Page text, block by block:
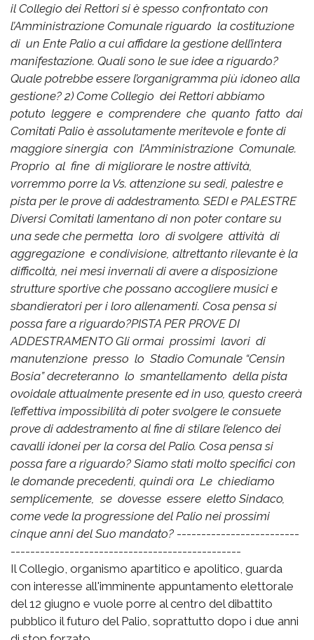
il Collegio dei Rettori si è spesso confrontato con
l’Amministrazione Comunale riguardo la costituzione
di un Ente Palio a cui affidare la gestione dell’intera
manifestazione. Quali sono le sue idee a riguardo?
Quale potrebbe essere l’organigramma più idoneo alla
gestione? 2) Come Collegio dei Rettori abbiamo
potuto leggere e comprendere che quanto fatto dai
Comitati Palio è assolutamente meritevole e fonte di
maggiore sinergia con l’Amministrazione Comunale.
Proprio al fine di migliorare le nostre attività,
vorremmo porre la Vs. attenzione su sedi, palestre e
pista per le prove di addestramento. SEDI e PALESTRE
Diversi Comitati lamentano di non poter contare su
una sede che permetta loro di svolgere attività di
aggregazione e condivisione, altrettanto rilevante è la
difficoltà, nei mesi invernali di avere a disposizione
strutture sportive che possano accogliere musici e
sbandieratori per i loro allenamenti. Cosa pensa si
possa fare a riguardo?​PISTA PER PROVE DI
ADDESTRAMENTO Gli ormai prossimi lavori di
manutenzione presso lo Stadio Comunale “Censin
Bosia” decreteranno lo smantellamento della pista
ovoidale attualmente presente ed in uso, questo creerà
l’effettiva impossibilità di poter svolgere le consuete
prove di addestramento al fine di stilare l’elenco dei
cavalli idonei per la corsa del Palio. Cosa pensa si
possa fare a riguardo? Siamo stati molto specifici con
le domande precedenti, quindi ora Le chiediamo
semplicemente, se dovesse essere eletto Sindaco,
come vede la progressione del Palio nei prossimi
cinque anni del Suo mandato? -------------------------
-----------------------------------------------
Il Collegio, organismo apartitico e apolitico, guarda
con interesse all'imminente appuntamento elettorale
del 12 giugno e vuole porre al centro del dibattito
pubblico il futuro del Palio, soprattutto dopo i due anni